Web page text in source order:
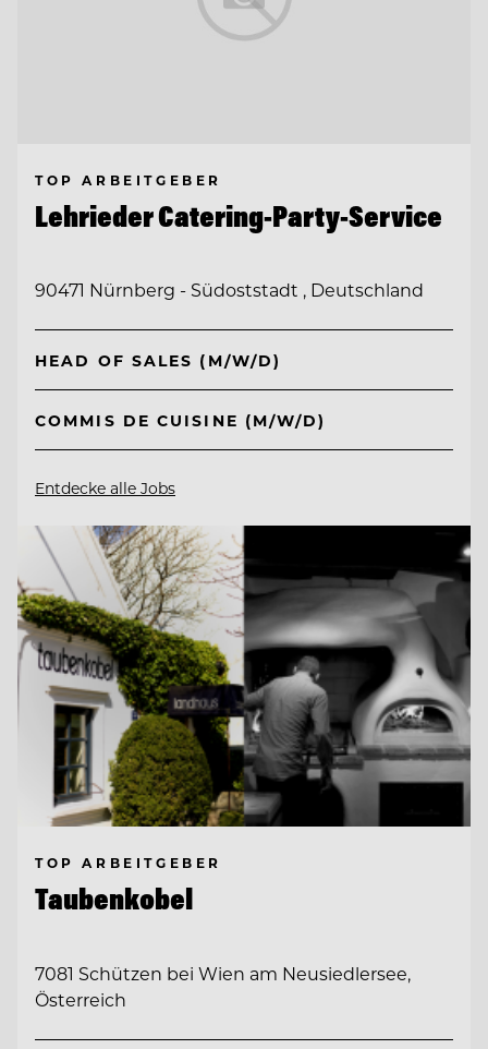
TOP ARBEITGEBER
Lehrieder Catering-Party-Service
90471 Nürnberg - Südoststadt , Deutschland
HEAD OF SALES (M/W/D)
COMMIS DE CUISINE (M/W/D)
Entdecke alle Jobs
TOP ARBEITGEBER
Taubenkobel
7081 Schützen bei Wien am Neusiedlersee,
Österreich